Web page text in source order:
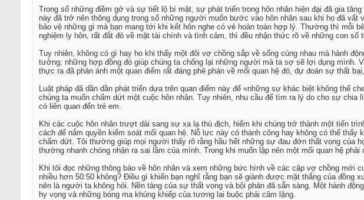
Trong số những điềm gở và sự tiết lộ bí mật, sự phát triển trong hôn nhân hiện đại đã gia
này đã trở nên thông dụng trong số những người muốn bước vào hôn nhân sau khi họ đã
bảo vệ những gì mà bạn mang tới khi kết hôn nghe có vẻ hoàn toàn hợp lý. Thường thì
nghiệm ly hôn, rất đắt đỏ về mặt tài chính và tình cảm, thì đều nhận thức rõ về những con
Tuy nhiên, không có gì hay ho khi thấy một đôi vợ chồng sắp về sống cùng nhau mà hành
tưởng; những hợp đồng đó giúp chúng ta chống lại những người mà ta sợ sẽ lợi dụng
thực ra đã phản ánh một quan điểm rất đáng phê phán về mối quan hệ đó, dự đoán sự thất
Luật pháp đã dần dần phát triển dựa trên quan điểm này để «những sự khác biệt không thể
chúng ta muốn chấm dứt một cuộc hôn nhân. Tuy nhiên, nhu cầu để tìm ra lý do cho sự
có liên quan đến trẻ em.
Khi các cuộc hôn nhân trượt dài sang sự xa lạ thù địch, hiếm khi chúng trở thành một tiến
cách để nắm quyền kiểm soát mối quan hệ. Nỗ lực này có thành công hay không có thể
chấm dứt. Tôi thường giúp mọi người thấy rõ rằng hầu hết những sự đau đớn thất vọng
thường nhanh chóng nhận ra sai lầm của mình. Trong khi muốn lập nên một mối quan hệ
Khi tôi đọc những thông báo về hôn nhân và xem những bức hình về các cặp vợ chồng
nhiều hơn 50:50 không? Điều gì khiến bạn nghĩ rằng bạn sẽ giành được mặt thắng của
nên là người ta không hỏi. Nền tảng của sự thất vọng và bội phản đã sẵn sàng. Một hành
hy vọng và những bóng ma khủng khiếp của tương lai buộc phải câm lặng.